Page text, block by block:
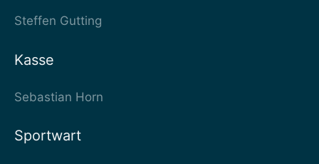
Steffen Gutting
Kasse
Sebastian Horn
Sportwart